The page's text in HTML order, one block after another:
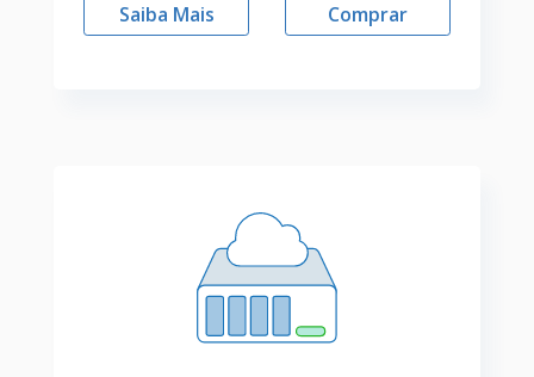
Saiba Mais Comprar